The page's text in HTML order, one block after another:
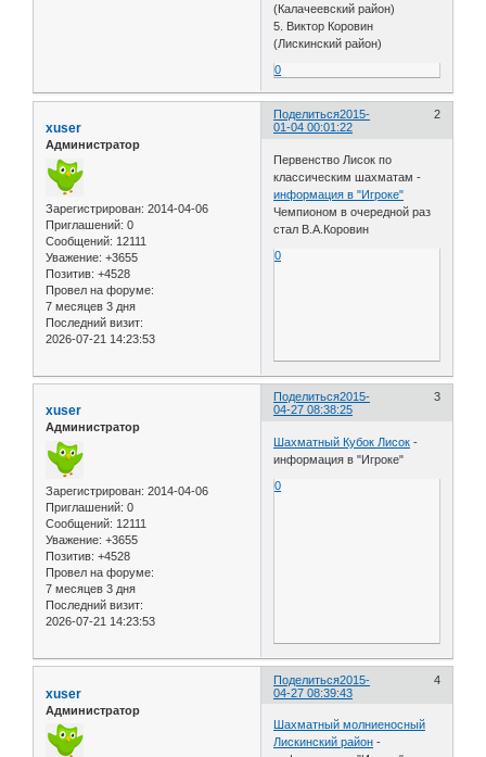
(Калачеевский район)
5. Виктор Коровин
(Лискинский район)
0
Поделиться 2
2015-
01-04 00:01:22
xuser
Администратор
Зарегистрирован: 2014-04-06
Приглашений: 0
Сообщений: 12111
Уважение: +3655
Позитив: +4528
Провел на форуме:
7 месяцев 3 дня
Последний визит:
2026-07-21 14:23:53
Первенство Лисок по
классическим шахматам -
информация в "Игроке"
Чемпионом в очередной раз
стал В.А.Коровин
0
Поделиться 3
2015-
04-27 08:38:25
xuser
Администратор
Зарегистрирован: 2014-04-06
Приглашений: 0
Сообщений: 12111
Уважение: +3655
Позитив: +4528
Провел на форуме:
7 месяцев 3 дня
Последний визит:
2026-07-21 14:23:53
Шахматный Кубок Лисок -
информация в "Игроке"
0
Поделиться 4
2015-
04-27 08:39:43
xuser
Администратор
Шахматный молниеносный
Лискинский район -